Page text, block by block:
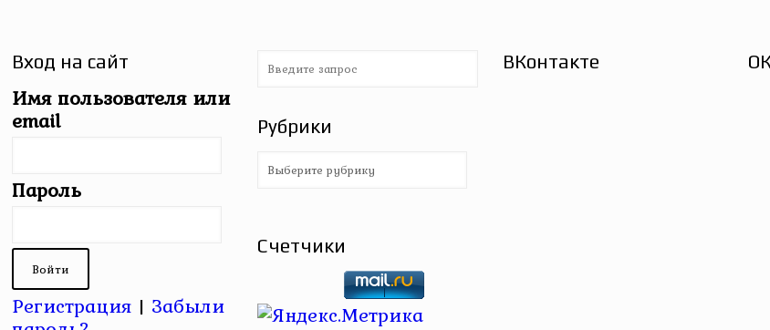
Вход на сайт
Имя пользователя или
email
Пароль
Регистрация | Забыли
Рубрики
Рубрики
Счетчики
ВКонтакте